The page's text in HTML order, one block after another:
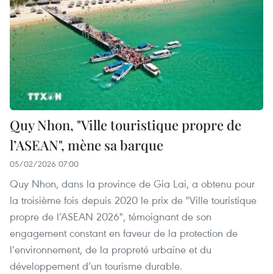
Quy Nhon, "Ville touristique propre de
l’ASEAN", mène sa barque
05/02/2026 07:00
Quy Nhon, dans la province de Gia Lai, a obtenu pour
la troisième fois depuis 2020 le prix de "Ville touristique
propre de l’ASEAN 2026", témoignant de son
engagement constant en faveur de la protection de
l’environnement, de la propreté urbaine et du
développement d’un tourisme durable.